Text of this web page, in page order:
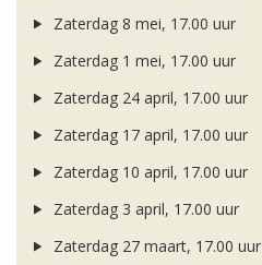
Zaterdag 8 mei, 17.00 uur
Zaterdag 1 mei, 17.00 uur
Zaterdag 24 april, 17.00 uur
Zaterdag 17 april, 17.00 uur
Zaterdag 10 april, 17.00 uur
Zaterdag 3 april, 17.00 uur
Zaterdag 27 maart, 17.00 uur